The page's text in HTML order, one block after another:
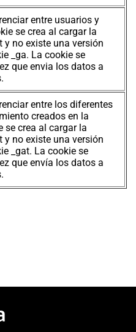
entre usuarios y
se crea al cargar la
y no existe una versión
_ga. La cookie se
que envia los datos a
entre los diferentes
creados en la
se crea al cargar la
y no existe una versión
_gat. La cookie se
que envía los datos a